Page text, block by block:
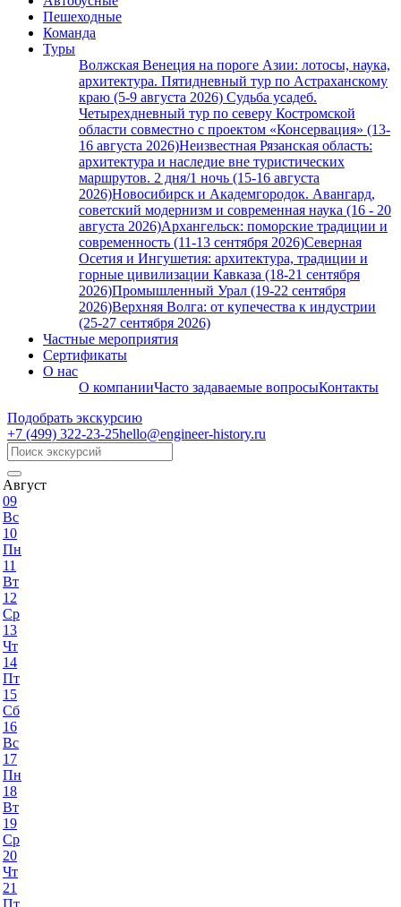
Пешеходные
Команда
Туры
Волжская Венеция на пороге Азии: лотосы, наука,
архитектура. Пятидневный тур по Астраханскому
краю (5-9 августа 2026) Судьба усадеб.
Четырехдневный тур по северу Костромской
области совместно с проектом «Консервация» (13-
16 августа 2026)Неизвестная Рязанская область:
архитектура и наследие вне туристических
маршрутов. 2 дня/1 ночь (15-16 августа
2026)Новосибирск и Академгородок. Авангард,
советский модернизм и современная наука (16 - 20
августа 2026)Архангельск: поморские традиции и
современность (11-13 сентября 2026)Северная
Осетия и Ингушетия: архитектура, традиции и
горные цивилизации Кавказа (18-21 сентября
2026)Промышленный Урал (19-22 сентября
2026)Верхняя Волга: от купечества к индустрии
(25-27 сентября 2026)
Частные мероприятия
Сертификаты
О нас
О компанииЧасто задаваемые вопросыКонтакты
Подобрать экскурсию
+7 (499) 322-23-25hello@engineer-history.ru
Август
09
Вс
10
Пн
11
Вт
12
Ср
13
Чт
14
Пт
15
Сб
16
Вс
17
Пн
18
Вт
19
Ср
20
Чт
21
Пт